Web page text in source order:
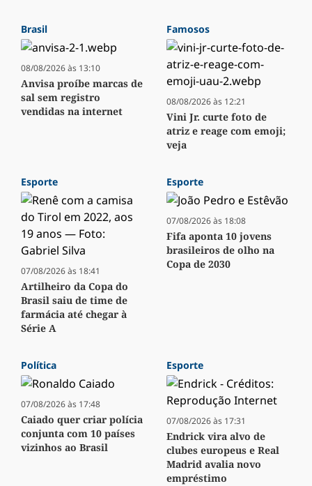
Brasil
08/08/2026 às 13:10
Anvisa proíbe marcas de
sal sem registro
vendidas na internet
Famosos
08/08/2026 às 12:21
Vini Jr. curte foto de
atriz e reage com emoji;
veja
Esporte
07/08/2026 às 18:41
Artilheiro da Copa do
Brasil saiu de time de
farmácia até chegar à
Série A
Esporte
07/08/2026 às 18:08
Fifa aponta 10 jovens
brasileiros de olho na
Copa de 2030
Política
07/08/2026 às 17:48
Caiado quer criar polícia
conjunta com 10 países
vizinhos ao Brasil
Esporte
07/08/2026 às 17:31
Endrick vira alvo de
clubes europeus e Real
Madrid avalia novo
empréstimo